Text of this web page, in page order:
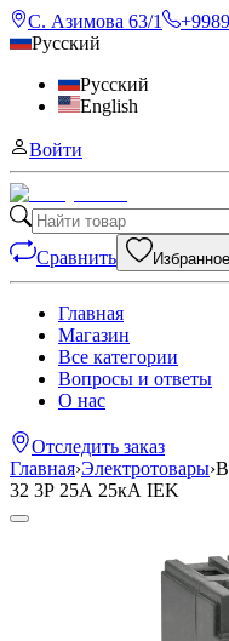
С. Азимова 63/1
Русский
Русский
English
Войти
Сравнить Избранное
Главная
Магазин
Все категории
Вопросы и ответы
О нас
Отследить заказ
Главная›Электротовары›
32 3Р 25А 25кА IEK